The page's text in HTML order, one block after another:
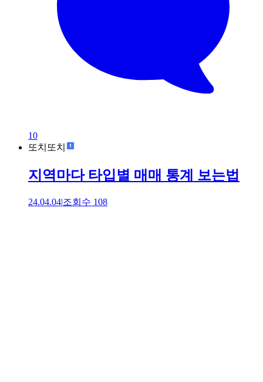
10
또치또치
지역마다 타입별 매매 통계 보는법
24.04.04|조회수 108